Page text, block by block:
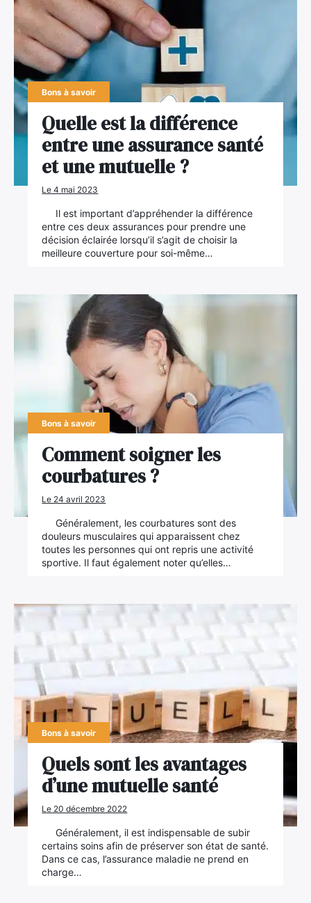
Bons à savoir
Quelle est la différence
entre une assurance santé
et une mutuelle ?
Le 4 mai 2023
Il est important d’appréhender la différence
entre ces deux assurances pour prendre une
décision éclairée lorsqu’il s’agit de choisir la
meilleure couverture pour soi-même…
Bons à savoir
Comment soigner les
courbatures ?
Le 24 avril 2023
Généralement, les courbatures sont des
douleurs musculaires qui apparaissent chez
toutes les personnes qui ont repris une activité
sportive. Il faut également noter qu’elles…
Bons à savoir
Quels sont les avantages
d’une mutuelle santé
Le 20 décembre 2022
Généralement, il est indispensable de subir
certains soins afin de préserver son état de santé.
Dans ce cas, l’assurance maladie ne prend en
charge…